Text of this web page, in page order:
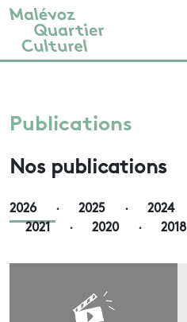
Publications
Nos publications
2026 · 2025 · 2024
2021
· 2020 · 2018